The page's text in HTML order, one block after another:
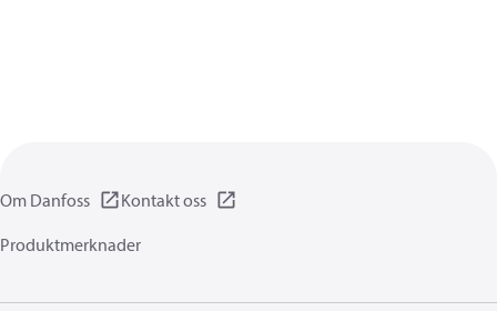
Om Danfoss
Kontakt oss
Produktmerknader